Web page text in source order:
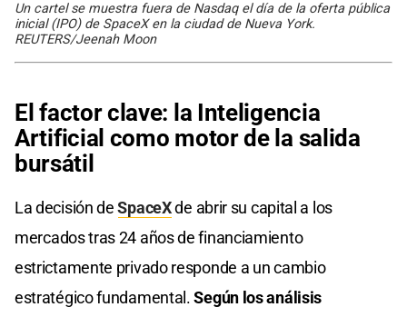
Un cartel se muestra fuera de Nasdaq el día de la oferta pública
inicial (IPO) de SpaceX en la ciudad de Nueva York.
REUTERS/Jeenah Moon
El factor clave: la Inteligencia
Artificial como motor de la salida
bursátil
La decisión deSpaceXde abrir su capital a los
mercados tras 24 años de financiamiento
estrictamente privado responde a un cambio
estratégico fundamental.Según los análisis